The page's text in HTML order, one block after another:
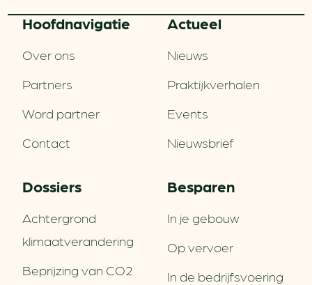
Hoofd­navigatie
Over ons
Partners
Word partner
Contact
Actueel
Nieuws
Praktijkverhalen
Events
Nieuwsbrief
Dossiers
Achtergrond
klimaatverandering
Beprijzing van CO2
Besparen
In je gebouw
Op vervoer
In de bedrijfsvoering